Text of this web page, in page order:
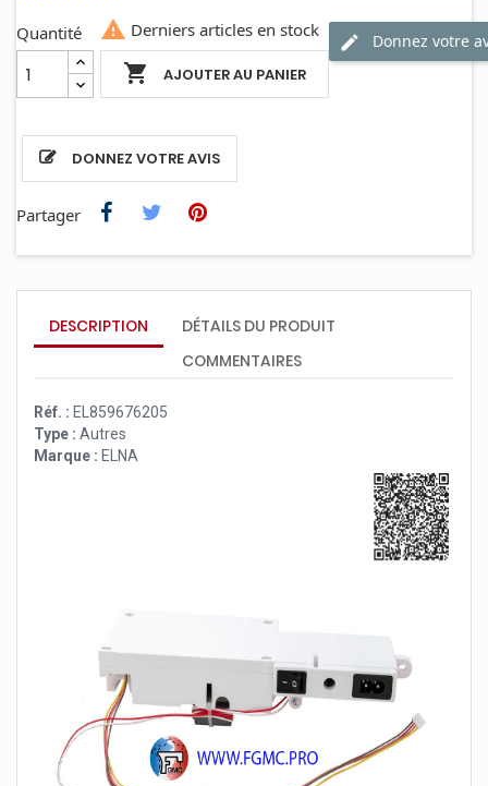
Quantité
 AJOUTER AU PANIER
 Derniers articles en stock
DONNEZ VOTRE AVIS
Donnez votre
Partager
DESCRIPTION
DÉTAILS DU PRODUIT
COMMENTAIRES
Réf. : EL859676205
Type : Autres
Marque : ELNA